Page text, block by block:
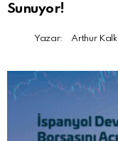
Sunuyor!
Yazar: Arthur Kalk